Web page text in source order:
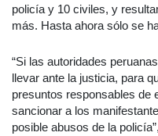
policía y 10 civiles, y
más. Hasta ahora sólo se
“Si las autoridades
llevar ante la justicia, para
presuntos responsables de
sancionar a los
posible abusos de la